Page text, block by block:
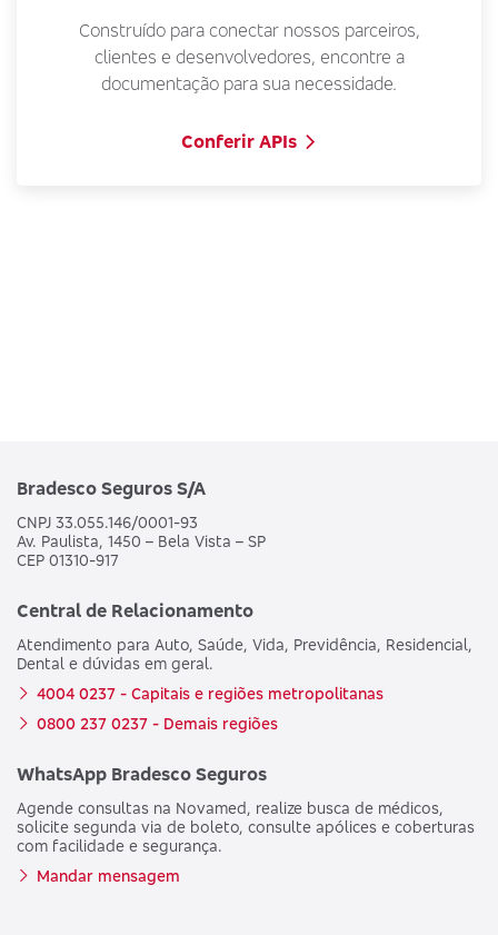
Construído para conectar nossos parceiros,
clientes e desenvolvedores, encontre a
documentação para sua necessidade.
Conferir APIs
Bradesco Seguros S/A
CNPJ 33.055.146/0001-93
Av. Paulista, 1450 – Bela Vista – SP
CEP 01310-917
Central de Relacionamento
Atendimento para Auto, Saúde, Vida, Previdência, Residencial,
Dental e dúvidas em geral.
4004 0237 - Capitais e regiões metropolitanas
0800 237 0237 - Demais regiões
WhatsApp Bradesco Seguros
Agende consultas na Novamed, realize busca de médicos,
solicite segunda via de boleto, consulte apólices e coberturas
com facilidade e segurança.
Mandar mensagem